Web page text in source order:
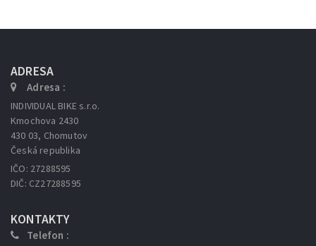
ADRESA
Adresa :
INDIVIDUAL BIKE s.r.o.
Kmochova 2430
430 03, Chomutov
Česká republika
IČO: 27288595
DIČ: CZ27288595
KONTAKTY
Telefon :